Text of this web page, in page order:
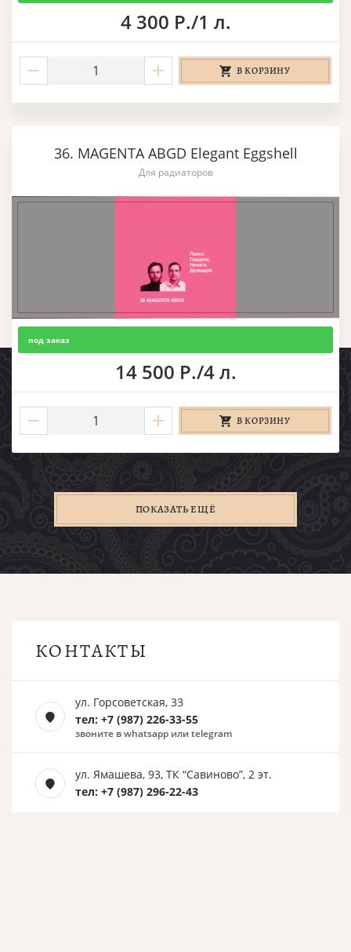
4 300 Р./1 л.
В КОРЗИНУ
36. MAGENTA ABGD Elegant Eggshell
Для радиаторов
под заказ
14 500 Р./4 л.
В КОРЗИНУ
ПОКАЗАТЬ ЕЩЁ
КОНТАКТЫ
ул. Горсоветская, 33
тел: +7 (987) 226-33-55
звоните в whatsapp или telegram
ул. Ямашева, 93, ТК “Савиново”, 2 эт.
тел: +7 (987) 296-22-43